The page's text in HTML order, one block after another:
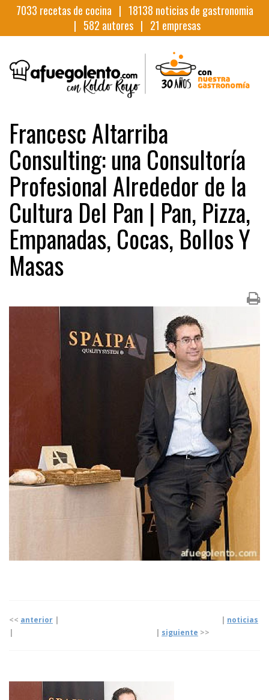
7033 recetas de cocina | 18138 noticias de gastronomia
| 582 autores | 21 empresas
Francesc Altarriba
Consulting: una Consultoría
Profesional Alrededor de la
Cultura Del Pan | Pan, Pizza,
Empanadas, Cocas, Bollos Y
Masas
<< anterior | | noticias
|
| siguiente >>